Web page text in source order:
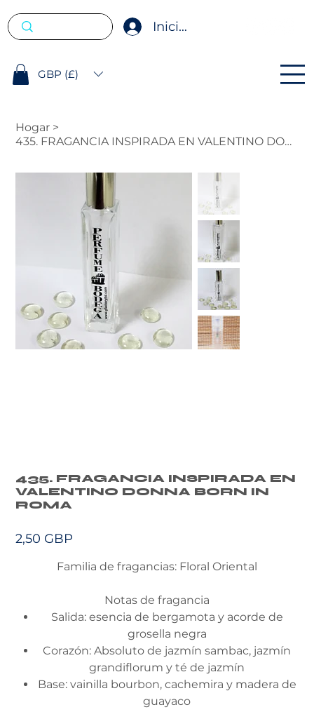
Iniciar sesión
GBP (£)
Hogar >
435. FRAGANCIA INSPIRADA EN VALENTINO DONNA BORN IN ROMA
435. FRAGANCIA INSPIRADA EN
VALENTINO DONNA BORN IN
ROMA
2,50 GBP
Familia de fragancias: Floral Oriental
Notas de fragancia
Salida: esencia de bergamota y acorde de
grosella negra
Corazón: Absoluto de jazmín sambac, jazmín
grandiflorum y té de jazmín
Base: vainilla bourbon, cachemira y madera de
guayaco